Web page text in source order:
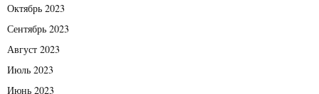
Октябрь 2023
Сентябрь 2023
Август 2023
Июль 2023
Июнь 2023